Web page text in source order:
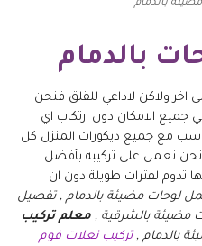
بالدمام
بالدمام
اخر ولاكن لاداعي للقلق فنحن
الامكان دون ارتكاب اي
مع جميع ديكورات المنزل كل
نعمل على تركيبه بأفضل
تدوم لفترات طويلة دون ان
لوحات مضيئة بالدمام , تفصيل
مضيئة بالشرقية , معلم تركيب
بالدمام ,تركيب نعلات فوم